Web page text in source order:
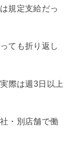
規定支給だっ
ても折り返し
際は週3日以上
・別店舗で働